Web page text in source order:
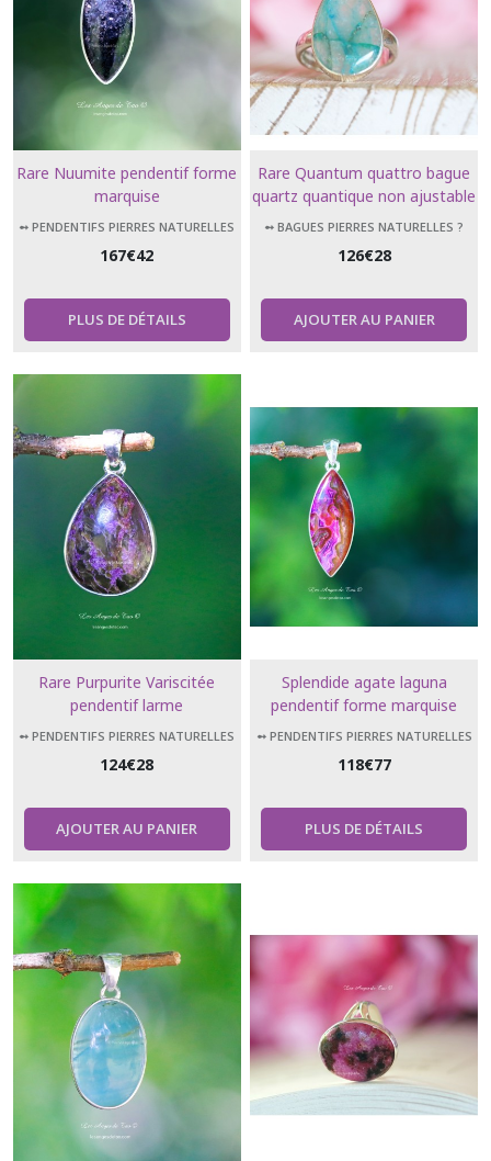
Rare Nuumite pendentif forme
marquise
➻ PENDENTIFS PIERRES NATURELLES
167€42
PLUS DE DÉTAILS
Rare Quantum quattro bague
quartz quantique non ajustable
taille 57
➻ BAGUES PIERRES NATURELLES ?
126€28
AJOUTER AU PANIER
Rare Purpurite Variscitée
pendentif larme
➻ PENDENTIFS PIERRES NATURELLES
124€28
AJOUTER AU PANIER
Splendide agate laguna
pendentif forme marquise
➻ PENDENTIFS PIERRES NATURELLES
118€77
PLUS DE DÉTAILS